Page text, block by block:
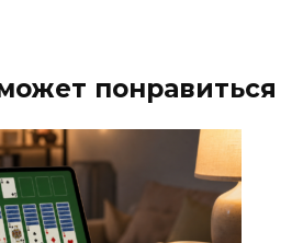
понравиться